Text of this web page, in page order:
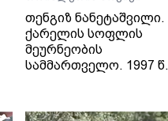
თენგიზ ნანეტაშვილი.
ქარელის სოფლის
მეურნეობის
სამმართველო. 1997 წ.